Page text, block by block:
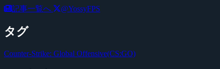
記事一覧へ @YossyFPS
タグ
Counter-Strike: Global Offensive(CS:GO)